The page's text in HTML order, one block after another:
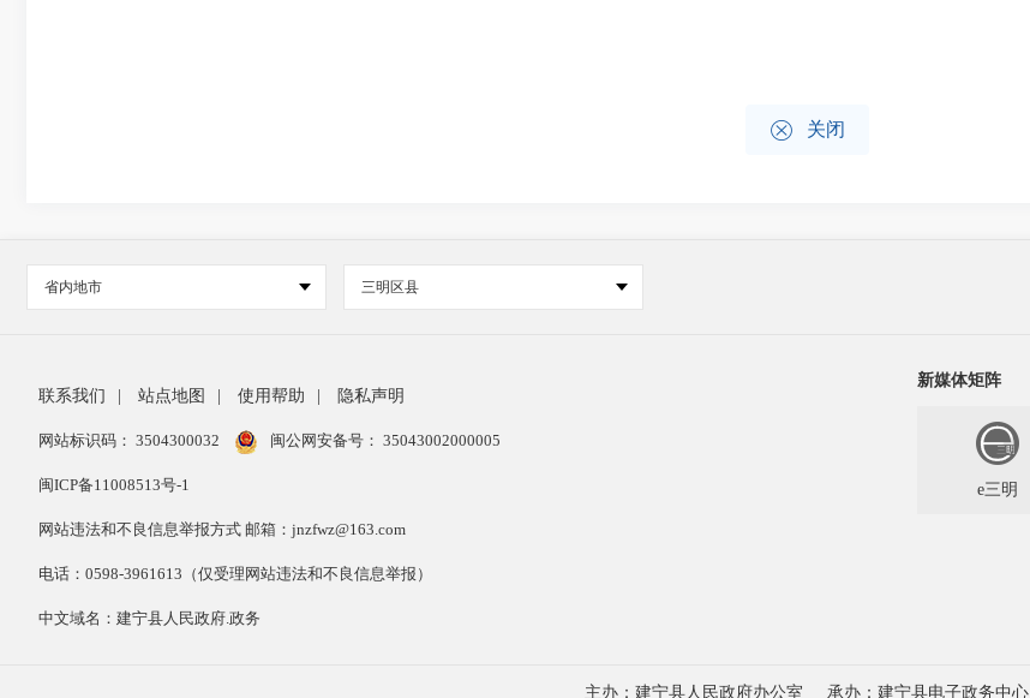
 关闭
省内地市 三明区县
联系我们 站点地图 使用帮助 隐私声明
网站标识码： 3504300032 闽公网安备号： 35043002000005
闽ICP备11008513号-1
网站违法和不良信息举报方式 邮箱：jnzfwz@163.com
电话：0598-3961613（仅受理网站违法和不良信息举报）
中文域名：建宁县人民政府.政务
新媒体矩阵
e三明
主办：建宁县人民政府办公室 承办：建宁县电子政务中心